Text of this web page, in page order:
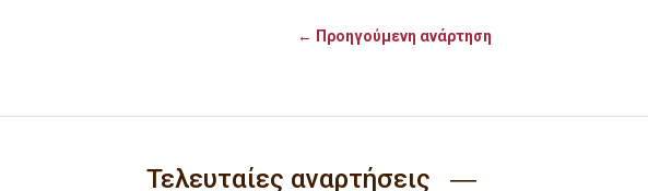
← Προηγούμενη ανάρτηση
Τελευταίες αναρτήσεις ―